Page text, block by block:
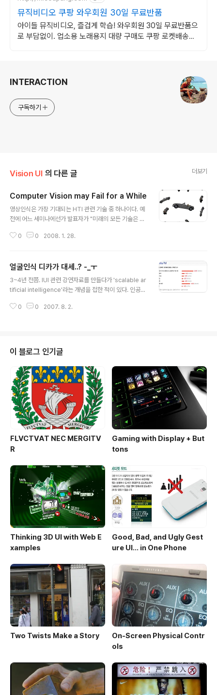
뮤직비디오 쿠팡 와우회원 30일 무료반품
아이들 뮤직비디오, 즐겁게 학습! 와우회원 30일 무료반품으
로 부담없이. 업소용 노래용지 대량 구매도 쿠팡 로켓배송으
INTERACTION
구독하기
Vision UI 의 다른 글 더보기
Computer Vision may Fail for a While
영상인식은 가장 기대되는 HTI 관련 기술 중 하나이다. 예
전에 어느 세미나에선가 발표자가 "미래의 모든 기술은 영
으니까. 물론 여기서 영상인식은 2차원 공간에서의 정보처
'컴퓨터 편한 기준에 의해' 평가되고 개발되었기 때문에 인
간과 같은 능력을 가질 수 없을 거라는 연구가 MIT의 신경
과학자에 의해서 발표되었다고 한다. 이를테면 다음과 같
를 다른 각도와 크기로 찍은 사진이라는 것을 알지만, 영상
0 0 2008. 1. 28.
얼굴인식 디카가 대세..? -_ㅜ
3~4년 전쯤. IUI 관련 강연자료를 만들다가 'scalable ar
tificial intelligence'라는 개념을 접한 적이 있다. 인공지
준의 인지능력을 갖춰야 하는 게 아니라, 주어진 기능에 맞
가느다란 빨간 막대기를 기억하시는가)도 훌륭하게 그 역
할을 했던 인공지능이고, 자동초점(auto-focus)과 자동
노출(auto-expose)는 그보다 훨씬 훌륭한 인공지능이
었고, 이제 얼굴인식(face detection) 기능이 그 뒤를 이
을 성공한 인공지능으로 자리잡아 가고 있다....
0 0 2007. 8. 2.
이 블로그 인기글
FLVCTVAT NEC MERGITV
R
Gaming with Display + But
tons
Thinking 3D UI with Web E
xamples
Good, Bad, and Ugly Gest
ure UI... in One Phone
Two Twists Make a Story
On-Screen Physical Contr
ols